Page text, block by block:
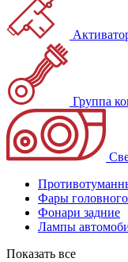
Группа
Фары головного
Фонари задние
Лампы
Показать все